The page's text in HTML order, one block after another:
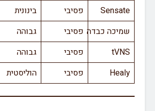
Sensate
פסיבי בינונית
שמיכה כבדה פסיבי גבוהה
tVNS
פסיבי גבוהה
Healy
פסיבי הוליסטית